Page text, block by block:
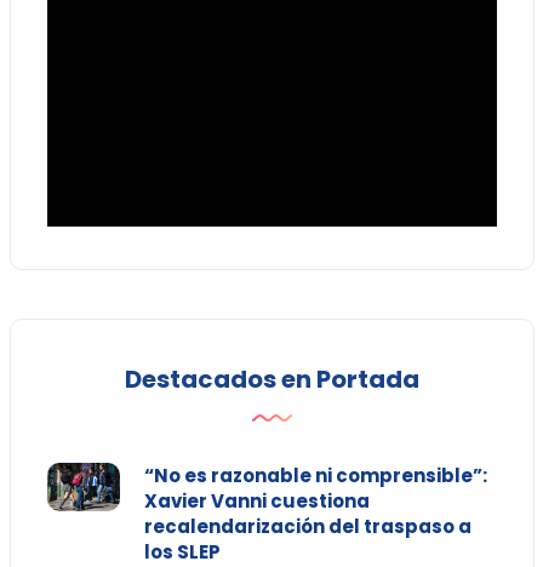
Destacados en Portada
“No es razonable ni comprensible”:
Xavier Vanni cuestiona
recalendarización del traspaso a
los SLEP